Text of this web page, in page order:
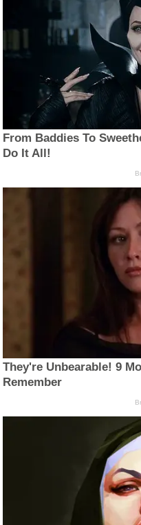
From Baddies To
Do It All!
They're Unbearable! 9
Remember